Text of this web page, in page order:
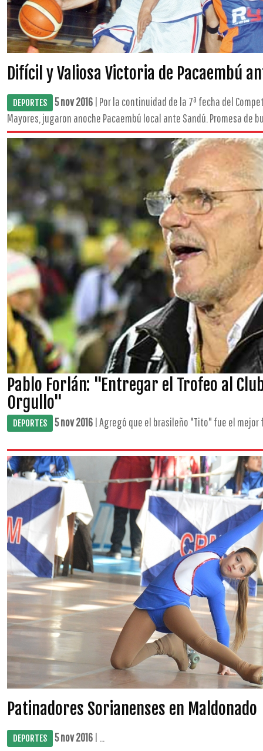
Difícil y Valiosa Victoria de Pacaembú
DEPORTES 5 nov 2016 | Por la continuidad de la 7ª fecha del
Mayores, jugaron anoche Pacaembú local ante Sandú. Promesa de
Pablo Forlán: "Entregar el Trofeo al
Orgullo"
DEPORTES 5 nov 2016 | Agregó que el brasileño "Tito" fue el mejor
Patinadores Sorianenses en Maldonado
DEPORTES 5 nov 2016 | ...